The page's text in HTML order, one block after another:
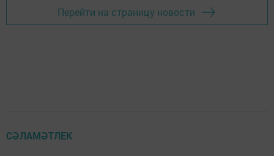
Перейти на страницу новости
СӘЛАМӘТЛЕК